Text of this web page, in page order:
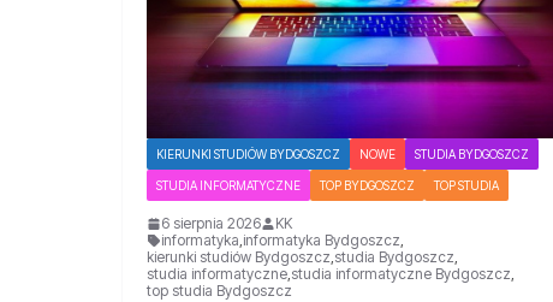
KIERUNKI STUDIÓW BYDGOSZCZ NOWE STUDIA BYDGOSZCZ
STUDIA INFORMATYCZNE TOP BYDGOSZCZ TOP STUDIA
6 sierpnia 2026
KK
informatyka,informatyka Bydgoszcz,
kierunki studiów Bydgoszcz,studia Bydgoszcz,
studia informatyczne,studia informatyczne Bydgoszcz,
top studia Bydgoszcz